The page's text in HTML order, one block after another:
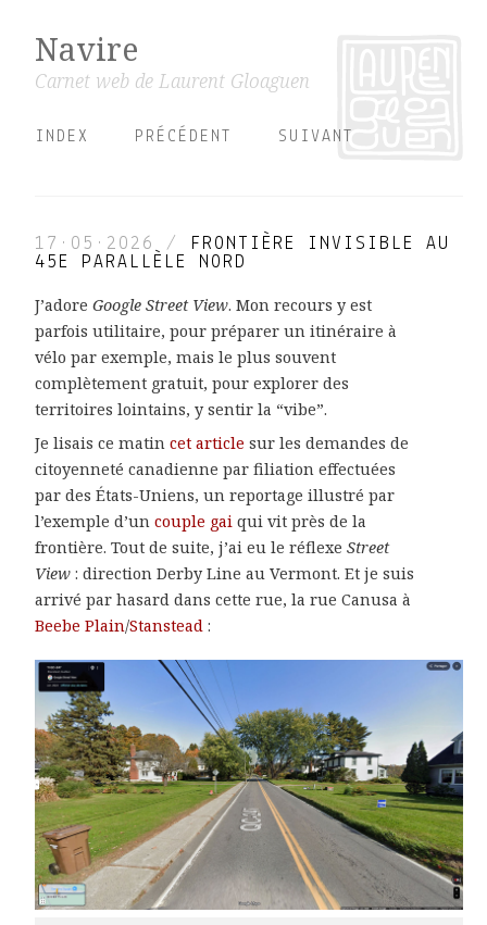
Navire
Carnet web de Laurent Gloaguen
INDEX PRÉCÉDENT SUIVANT
17·05·2026 /
FRONTIÈRE INVISIBLE AU
45E PARALLÈLE NORD
J’adore Google Street View. Mon recours y est
parfois utilitaire, pour préparer un itinéraire à
vélo par exemple, mais le plus souvent
complètement gratuit, pour explorer des
territoires lointains, y sentir la “vibe”.
Je lisais ce matin cet article sur les demandes de
citoyenneté canadienne par filiation effectuées
par des États-Uniens, un reportage illustré par
l’exemple d’un couple gai qui vit près de la
frontière. Tout de suite, j’ai eu le réflexe Street
View : direction Derby Line au Vermont. Et je suis
arrivé par hasard dans cette rue, la rue Canusa à
Beebe Plain/Stanstead :